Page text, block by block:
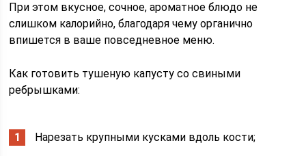
При этом вкусное, сочное, ароматное блюдо не
слишком калорийно, благодаря чему органично
впишется в ваше повседневное меню.
Как готовить тушеную капусту со свиными
ребрышками:
Нарезать крупными кусками вдоль кости;